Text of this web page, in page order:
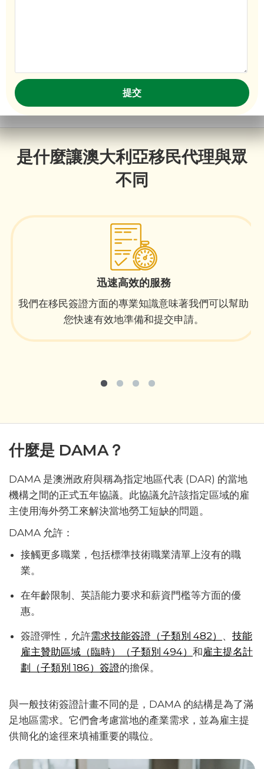
是什麼讓澳大利亞移民代理與眾
不同
迅速高效的服務
我們在移民簽證方面的專業知識意味著我們可以幫助
您快速有效地準備和提交申請。
什麼是 DAMA？
DAMA 是澳洲政府與稱為指定地區代表 (DAR) 的當地
機構之間的正式五年協議。此協議允許該指定區域的雇
主使用海外勞工來解決當地勞工短缺的問題。
DAMA 允許：
接觸更多職業，包括標準技術職業清單上沒有的職
業。
在年齡限制、英語能力要求和薪資門檻等方面的優
惠。
簽證彈性，允許需求技能簽證（子類別 482） 、 技能
雇主贊助區域（臨時）（子類別 494） 和雇主提名計
劃（子類別 186）簽證的擔保。
與一般技術簽證計畫不同的是，DAMA 的結構是為了滿
足地區需求。它們會考慮當地的產業需求，並為雇主提
供簡化的途徑來填補重要的職位。